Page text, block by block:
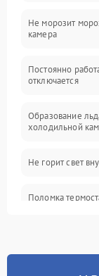
Дренаж
Не морозит
камера
Постоянно
отключается
Образование
холодильной
Не горит свет
Поломка